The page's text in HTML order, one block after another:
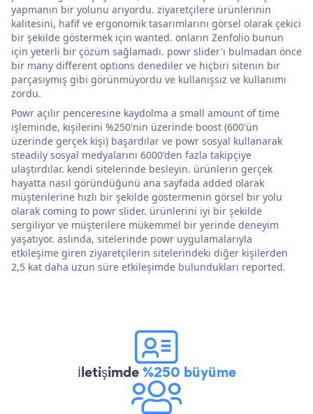
yapmanın bir yolunu arıyordu. ziyaretçilere ürünlerinin
kalitesini, hafif ve ergonomik tasarımlarını görsel olarak çekici
bir şekilde göstermek için wanted. onların Zenfolio bunun
için yeterli bir çözüm sağlamadı. powr slider'ı bulmadan önce
bir many different options denediler ve hiçbiri sitenin bir
parçasıymış gibi görünmüyordu ve kullanışsız ve kullanımı
zordu.
Powr açılır penceresine kaydolma a small amount of time
işleminde, kişilerini %250'nin üzerinde boost (600'ün
üzerinde gerçek kişi) başardılar ve powr sosyal kullanarak
steadily sosyal medyalarını 6000'den fazla takipçiye
ulaştırdılar. kendi sitelerinde besleyin. ürünlerin gerçek
hayatta nasıl göründüğünü ana sayfada added olarak
müşterilerine hızlı bir şekilde göstermenin görsel bir yolu
olarak coming to powr slider. ürünlerini iyi bir şekilde
sergiliyor ve müşterilere mükemmel bir yerinde deneyim
yaşatıyor. aslında, sitelerinde powr uygulamalarıyla
etkileşime giren ziyaretçilerin sitelerindeki diğer kişilerden
2,5 kat daha uzun süre etkileşimde bulundukları reported.
İletişimde%250 büyüme